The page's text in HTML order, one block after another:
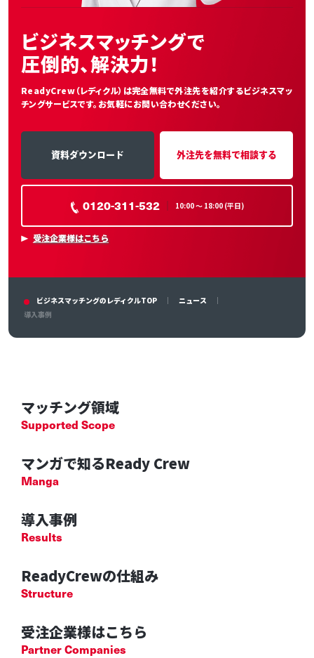
ビジネスマッチングで
圧倒的、解決力！
ReadyCrew（レディクル）は完全無料で外注先を紹介するビジネスマッ
チングサービスです。お気軽にお問い合わせください。
資料ダウンロード 外注先を無料で相談する
0120-311-532 10:00 〜 18:00 (平日)
受注企業様はこちら
ビジネスマッチングのレディクルTOP
ニュース
導入事例
マッチング領域
Supported Scope
マンガで知るReady Crew
Manga
導入事例
Results
ReadyCrewの仕組み
Structure
受注企業様はこちら
Partner Companies